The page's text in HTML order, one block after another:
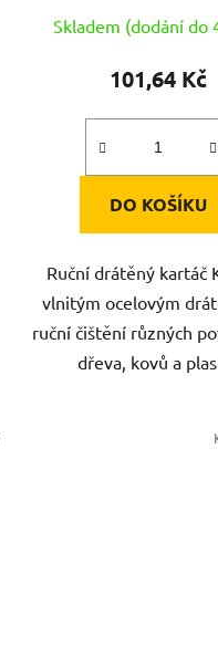
Skladem (dodání do
101,64 Kč
DO KOŠÍKU
Ruční drátěný kartáč
vlnitým ocelovým
ruční čištění různých
dřeva, kovů a